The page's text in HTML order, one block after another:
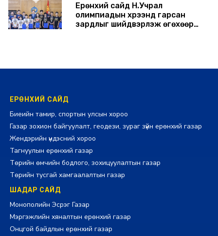
Ерөнхий сайд Н.Учрал
олимпиадын хүрээнд гарсан
зардлыг шийдвэрлэж өгөхөөр
ЕРӨНХИЙ САЙД
Биеийн тамир, спортын улсын хороо
Газар зохион байгуулалт, геодези, зураг зүйн ерөнхий газар
Жендэрийн үндэсний хороо
Тагнуулын ерөнхий газар
Төрийн өмчийн бодлого, зохицуулалтын газар
Төрийн тусгай хамгаалалтын газар
ШАДАР САЙД
Монополийн Эсрэг Газар
Мэргэжлийн хяналтын ерөнхий газар
Онцгой байдлын ерөнхий газар